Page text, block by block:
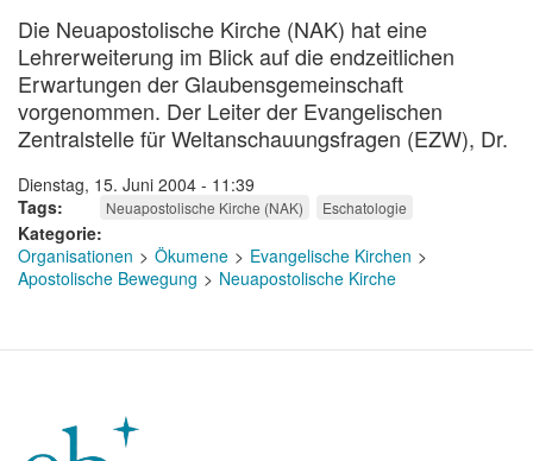
Die Neuapostolische Kirche (NAK) hat eine
Lehrerweiterung im Blick auf die endzeitlichen
Erwartungen der Glaubensgemeinschaft
vorgenommen. Der Leiter der Evangelischen
Zentralstelle für Weltanschauungsfragen (EZW), Dr.
Dienstag, 15. Juni 2004 - 11:39
Tags
Neuapostolische Kirche (NAK) Eschatologie
Kategorie
Organisationen
Ökumene
Evangelische Kirchen
Apostolische Bewegung
Neuapostolische Kirche